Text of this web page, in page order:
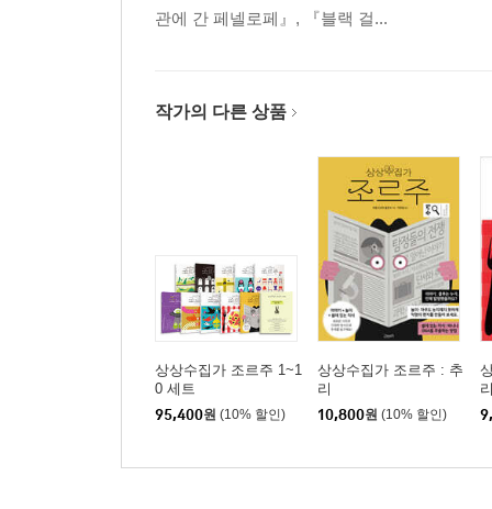
관에 간 페넬로페』, 『블랙 걸...
작가의 다른 상품
상상수집가 조르주 1~1
0 세트
95,400원 (10% 할인)
상상수집가 조르주 : 추
리
10,800원 (10% 할인)